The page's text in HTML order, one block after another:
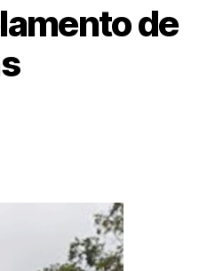
de